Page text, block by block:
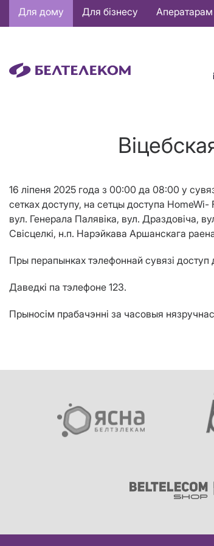
Основная
навигация
Для дому Для бізнесу Аператарам
16 ліпеня 2025 года з 00:00 да 08:00 у
сетках доступу, на сетцы доступа
вул. Генерала Палявіка, вул. Драздовіча,
Свісцелкі, н.п. Нарэйкава Аршанскага
Пры перапынках тэлефоннай сувязі
Даведкі па тэлефоне 123.
Прыносім прабачэнні за часовыя